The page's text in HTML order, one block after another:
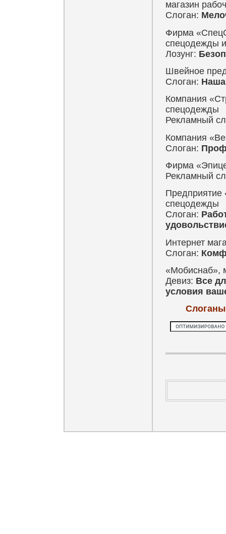
магазин
Слоган:
Фирма
спецодежды
Лозунг:
Швейное
Слоган:
Компания
спецодежды
Рекламный
Компания
Слоган:
Фирма
Рекламный
Предприятие
спецодежды
Слоган:
Интернет
Слоган:
«Мобиснаб»,
Девиз: Все
условия